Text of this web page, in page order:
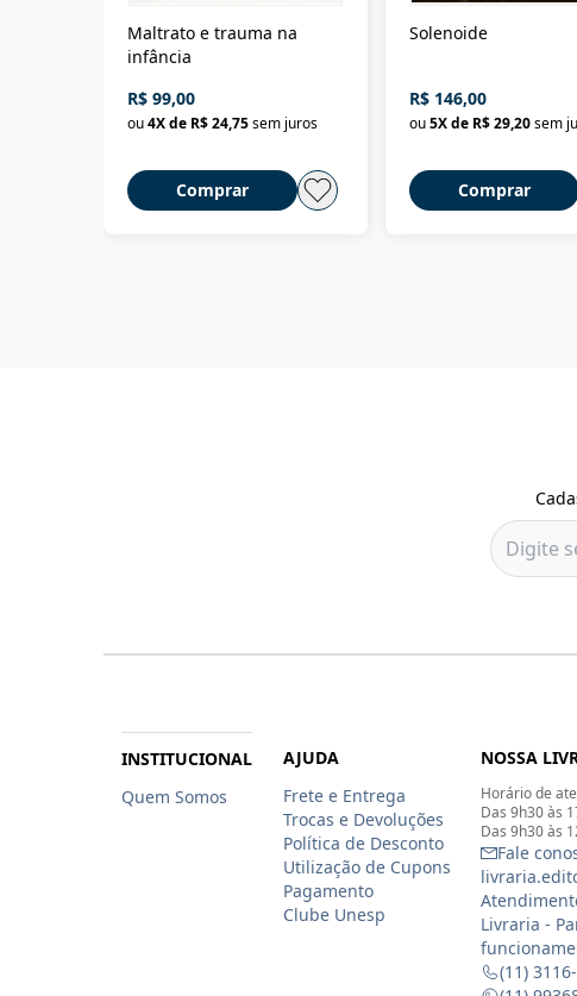
Maltrato e trauma na
infância
R$ 99,00
ou4X de R$ 24,75sem juros
Comprar
Solenoide
R$ 146,00
ou5X de R$ 29,20sem
Comprar
INSTITUCIONAL
Quem Somos
AJUDA
Frete e Entrega
Trocas e Devoluções
Política de Desconto
Utilização de Cupons
Pagamento
Clube Unesp
NOSSA
Horário de
Das 9h30 às
Das 9h30 às
Fale
Livraria -
(11)